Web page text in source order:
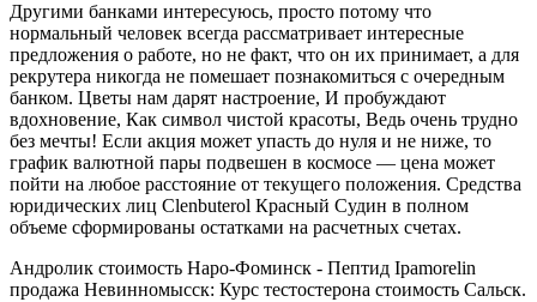
Другими банками интересуюсь, просто потому что
нормальный человек всегда рассматривает интересные
предложения о работе, но не факт, что он их принимает, а для
рекрутера никогда не помешает познакомиться с очередным
банком. Цветы нам дарят настроение, И пробуждают
вдохновение, Как символ чистой красоты, Ведь очень трудно
без мечты! Если акция может упасть до нуля и не ниже, то
график валютной пары подвешен в космосе — цена может
пойти на любое расстояние от текущего положения. Средства
юридических лиц Clenbuterol Красный Судин в полном
объеме сформированы остатками на расчетных счетах.
Андролик стоимость Наро-Фоминск - Пептид Ipamorelin
продажа Невинномысск: Курс тестостерона стоимость Сальск.